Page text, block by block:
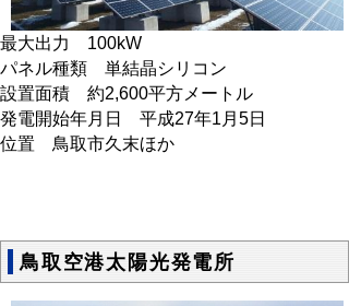
最大出力 100kW
パネル種類 単結晶シリコン
設置面積 約2,600平方メートル
発電開始年月日 平成27年1月5日
位置 鳥取市久末ほか
鳥取空港太陽光発電所